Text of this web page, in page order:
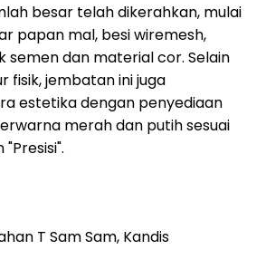
besar telah dikerahkan, mulai
papan mal, besi wiremesh,
semen dan material cor. Selain
fisik, jembatan ini juga
estetika dengan penyediaan
merah dan putih sesuai
T Sam Sam, Kandis